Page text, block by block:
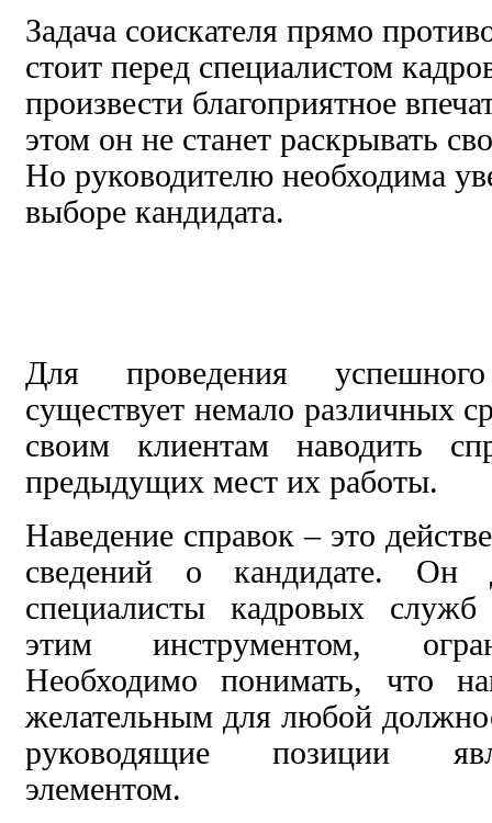
Задача соискателя прямо
стоит перед специалистом
произвести благоприятное
этом он не станет раскрывать
Но руководителю необходима
выборе кандидата.
Для проведения
существует немало различных
своим клиентам наводить
предыдущих мест их работы.
Наведение справок – это
сведений о кандидате. Он
специалисты кадровых служб
этим инструментом,
Необходимо понимать, что
желательным для любой
руководящие позиции
элементом.